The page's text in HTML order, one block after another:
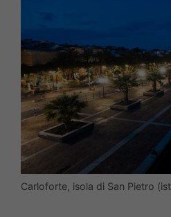
Carloforte, isola di San Pietro